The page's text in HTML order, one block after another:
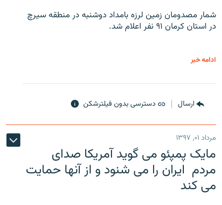
شمار مصدومان زمین لرزه بامداد دوشنبه در منطقه سیرچ
در استان کرمان ۹۱ نفر اعلام شد.
ادامه خبر
ارسال دسترسی بدون فیلترشکن
مرداد ۰۱, ۱۳۹۷
مایک پمپئو می گوید آمریکا صدای
مردم ایران را می شنود و از آنها حمایت
می کند